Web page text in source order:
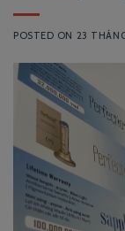
POSTED ON 23